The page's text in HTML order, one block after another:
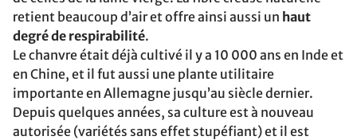
retient beaucoup d’air et offre ainsi aussi un haut
degré de respirabilité.
Le chanvre était déjà cultivé il y a 10 000 ans en Inde et
en Chine, et il fut aussi une plante utilitaire
importante en Allemagne jusqu’au siècle dernier.
Depuis quelques années, sa culture est à nouveau
autorisée (variétés sans effet stupéfiant) et il est